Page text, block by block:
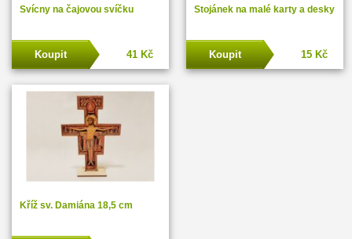
Svícny na čajovou svíčku
41 Kč
Koupit
Stojánek na malé karty a desky
15 Kč
Koupit
Kříž sv. Damiána 18,5 cm